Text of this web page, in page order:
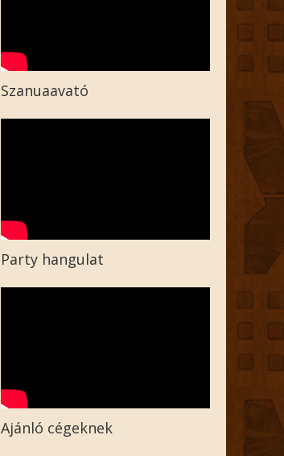
Szanuaavató
Party hangulat
Ajánló cégeknek